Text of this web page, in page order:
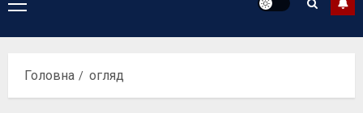
меню
Головна огляд